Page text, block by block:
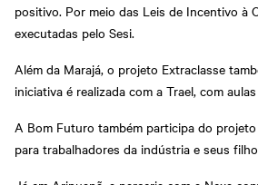
positivo. Por meio das Leis de Incentivo à
executadas pelo Sesi.
Além da Marajá, o projeto Extraclasse
iniciativa é realizada com a Trael, com
A Bom Futuro também participa do
para trabalhadores da indústria e seus